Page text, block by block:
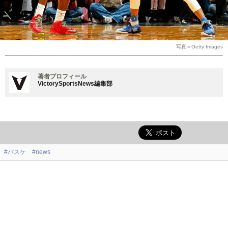
写真＝Getty Images
著者プロフィール
VictorySportsNews編集部
#バスケ #news